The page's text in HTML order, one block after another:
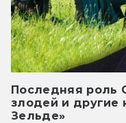
Последняя роль
злодей и другие
Зельде»